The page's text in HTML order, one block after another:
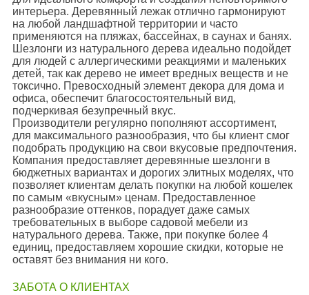
интерьера. Деревянный лежак отлично гармонируют
на любой ландшафтной территории и часто
применяются на пляжах, бассейнах, в саунах и банях.
Шезлонги из натурального дерева идеально подойдет
для людей с аллергическими реакциями и маленьких
детей, так как дерево не имеет вредных веществ и не
токсично. Превосходный элемент декора для дома и
офиса, обеспечит благосостоятельный вид,
подчеркивая безупречный вкус.
Производители регулярно пополняют ассортимент,
для максимального разнообразия, что бы клиент смог
подобрать продукцию на свои вкусовые предпочтения.
Компания предоставляет деревянные шезлонги в
бюджетных вариантах и дорогих элитных моделях, что
позволяет клиентам делать покупки на любой кошелек
по самым «вкусным» ценам. Предоставленное
разнообразие оттенков, порадует даже самых
требовательных в выборе садовой мебели из
натурального дерева. Также, при покупке более 4
единиц, предоставляем хорошие скидки, которые не
оставят без внимания ни кого.
ЗАБОТА О КЛИЕНТАХ